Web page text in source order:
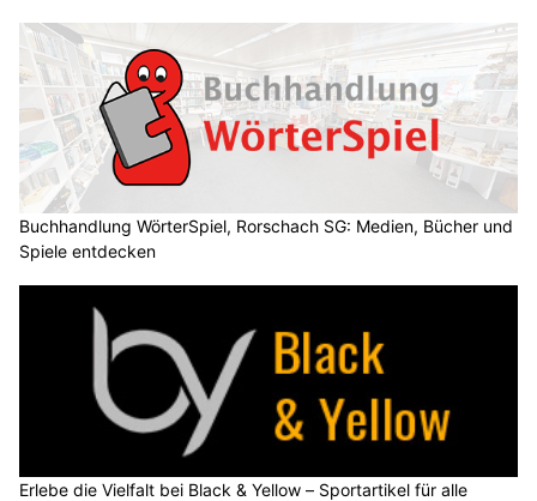
Buchhandlung WörterSpiel, Rorschach SG: Medien, Bücher und
Spiele entdecken
Erlebe die Vielfalt bei Black & Yellow – Sportartikel für alle